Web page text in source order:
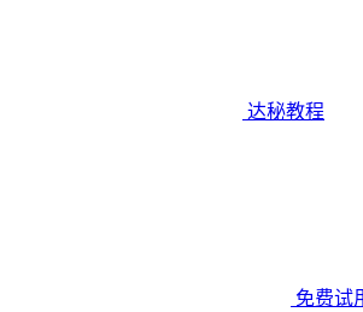
达秘教程
免费试